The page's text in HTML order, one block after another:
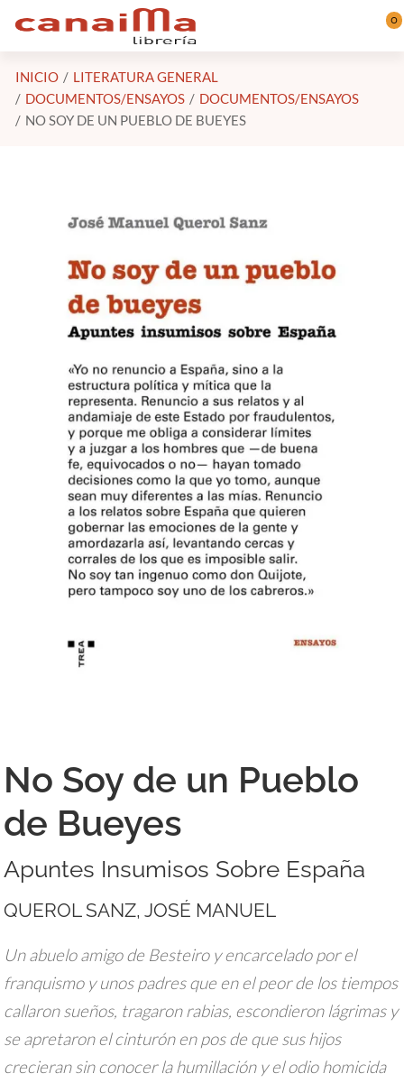
Saltar al contenido principal 0
INICIO
LITERATURA GENERAL
DOCUMENTOS/ENSAYOS
DOCUMENTOS/ENSAYOS
NO SOY DE UN PUEBLO DE BUEYES
No Soy de un Pueblo
de Bueyes
Apuntes Insumisos Sobre España
QUEROL SANZ, JOSÉ MANUEL
Un abuelo amigo de Besteiro y encarcelado por el
franquismo y unos padres que en el peor de los tiempos
callaron sueños, tragaron rabias, escondieron lágrimas y
se apretaron el cinturón en pos de que sus hijos
crecieran sin conocer la humillación y el odio homicida